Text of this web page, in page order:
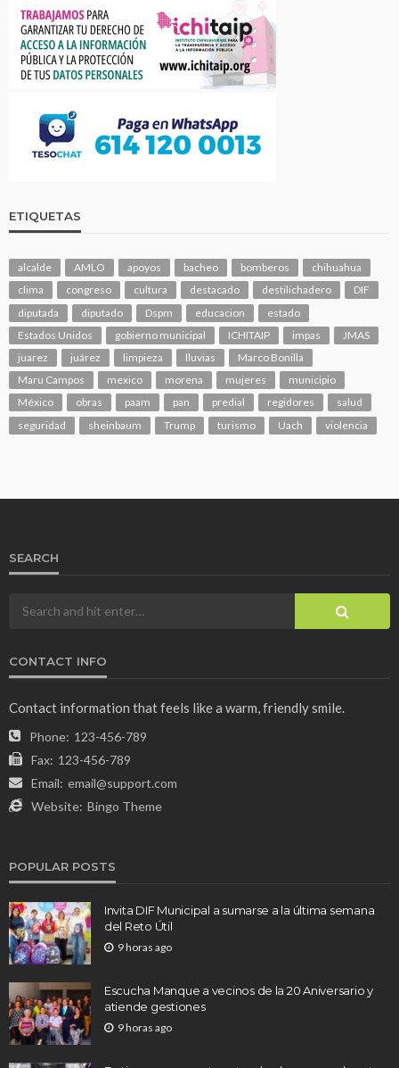
ETIQUETAS
alcalde AMLO apoyos bacheo bomberos
chihuahua
clima
congreso cultura destacado destilichadero
DIF
diputada
diputado Dspm educacion
estado
Estados Unidos
gobierno municipal ICHITAIP impas
JMAS
juarez
juárez limpieza lluvias
Marco Bonilla
Maru Campos
mexico morena mujeres
municipio
México
obras paam pan predial regidores
salud
seguridad
sheinbaum Trump turismo Uach violencia
SEARCH
CONTACT INFO
Contact information that feels like a warm, friendly smile.
Phone: 123-456-789
Fax: 123-456-789
Email: email@support.com
Website: Bingo Theme
POPULAR POSTS
Invita DIF Municipal a sumarse a la última semana
del Reto Útil
9 horas ago
Escucha Manque a vecinos de la 20 Aniversario y
atiende gestiones
9 horas ago